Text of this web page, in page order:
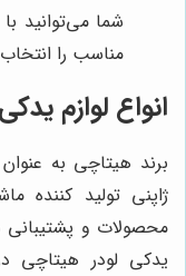
شما می‌توانید
مناسب را
انواع لوازم
برند هیتاچی به
ژاپنی تولید کننده
محصولات و پشتیبانی
یدکی لودر هیتاچی